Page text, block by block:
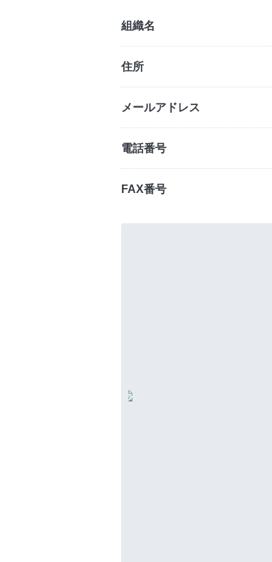
組織名
住所
メールアドレス
電話番号
FAX番号